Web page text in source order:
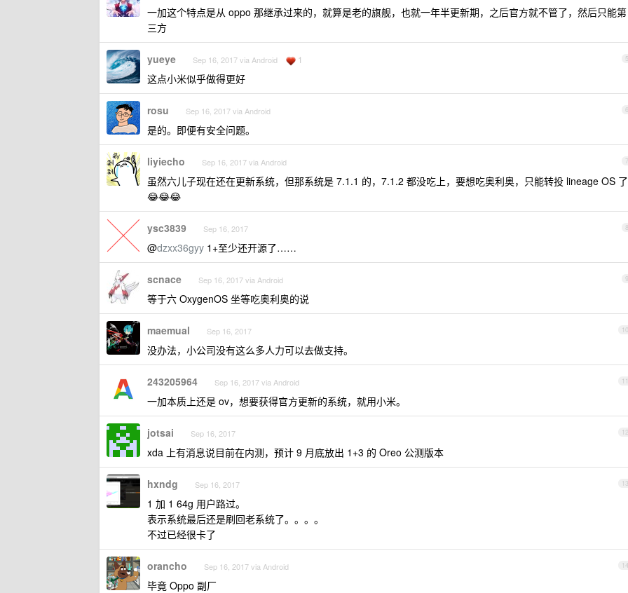
一加这个特点是从 oppo 那继承过来的，就算是老的旗舰，也就一年半更新期，之后官方就不管了，然后只能第
三方
5
yueye Sep 16, 2017 via Android 1
这点小米似乎做得更好
6
rosu Sep 16, 2017 via Android
是的。即便有安全问题。
7
liyiecho Sep 16, 2017 via Android
虽然六儿子现在还在更新系统，但那系统是 7.1.1 的，7.1.2 都没吃上，要想吃奥利奥，只能转投 lineage OS 了
😂😂😂
8
ysc3839 Sep 16, 2017
@dzxx36gyy 1+至少还开源了……
9
scnace Sep 16, 2017 via Android
等于六 OxygenOS 坐等吃奥利奥的说
10
maemual Sep 16, 2017
没办法，小公司没有这么多人力可以去做支持。
11
243205964 Sep 16, 2017 via Android
一加本质上还是 ov，想要获得官方更新的系统，就用小米。
12
jotsai Sep 16, 2017
xda 上有消息说目前在内测，预计 9 月底放出 1+3 的 Oreo 公测版本
13
hxndg Sep 16, 2017
1 加 1 64g 用户路过。
表示系统最后还是刷回老系统了。。。。
不过已经很卡了
14
orancho Sep 16, 2017 via Android
毕竟 Oppo 副厂